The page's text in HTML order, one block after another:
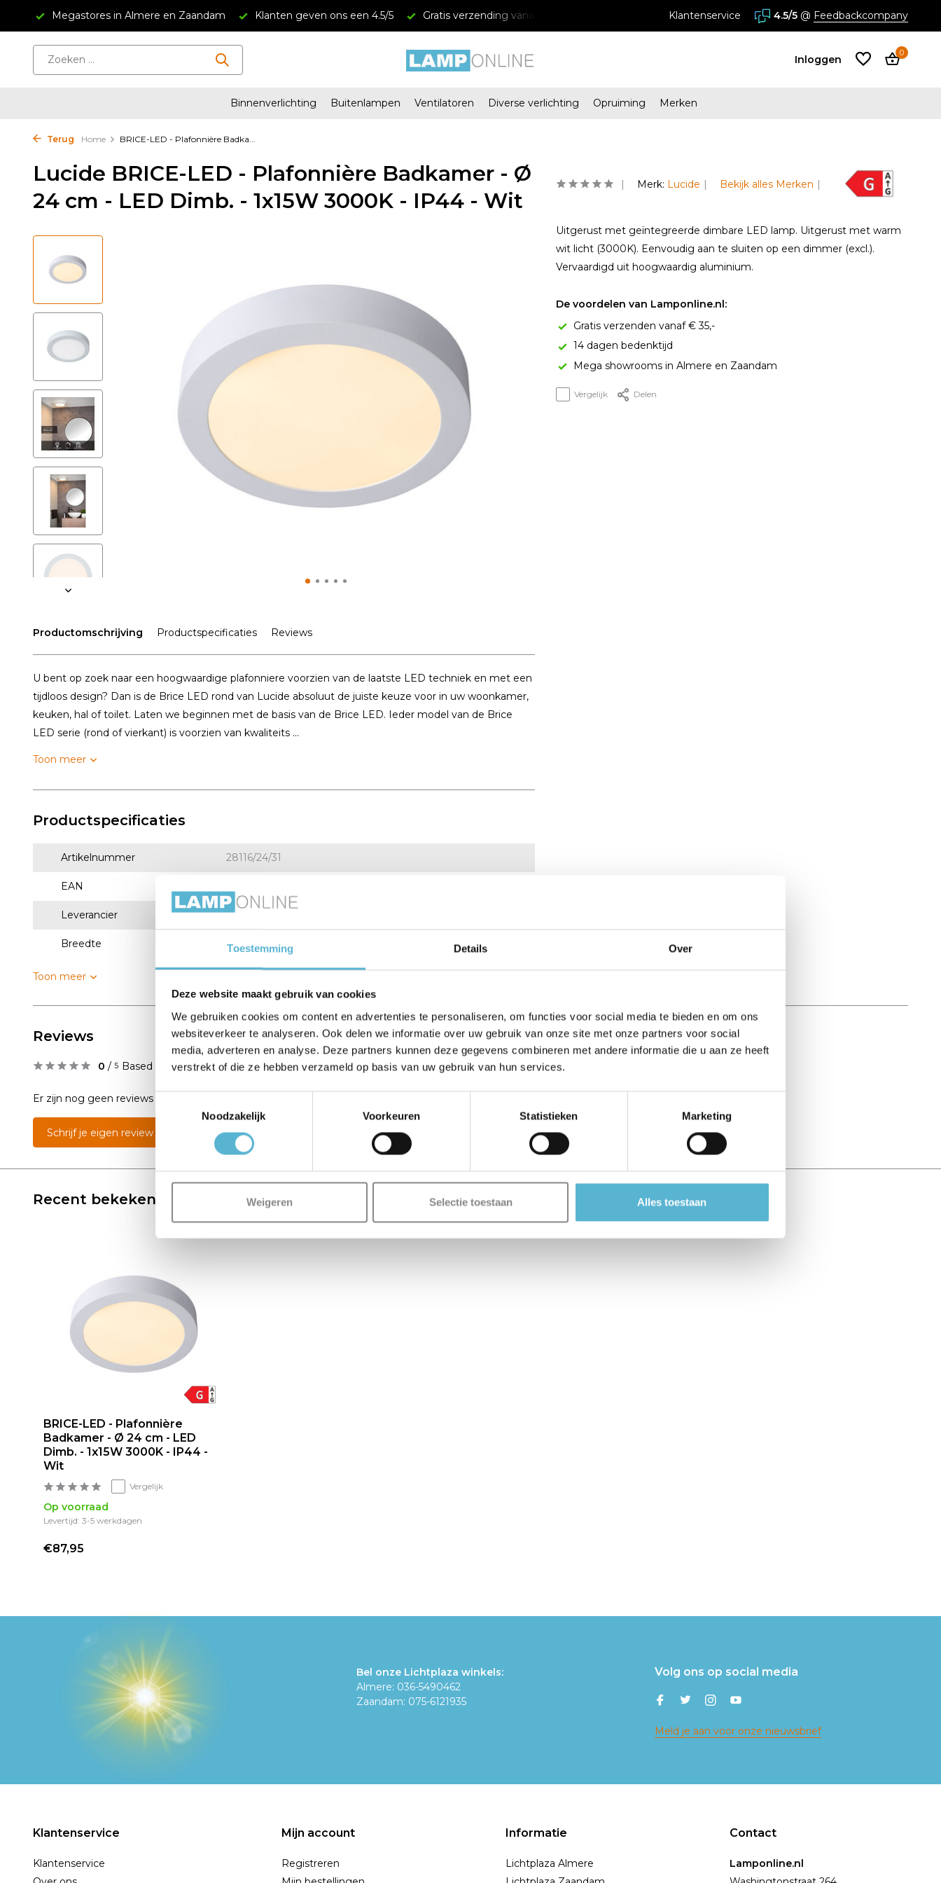
Toestemming Details Over
Deze website maakt gebruik van cookies
We gebruiken cookies om content en advertenties te personaliseren, om functies voor social media te bieden en om ons
websiteverkeer te analyseren. Ook delen we informatie over uw gebruik van onze site met onze partners voor social
media, adverteren en analyse. Deze partners kunnen deze gegevens combineren met andere informatie die u aan ze heeft
verstrekt of die ze hebben verzameld op basis van uw gebruik van hun services.
Noodzakelijk
Voorkeuren Statistieken Marketing
Weigeren Selectie toestaan Alles toestaan
Megastores in Almere en Zaandam Klanten geven ons een 4.5/5 Gratis verzending vanaf € 34,95 Megastores in Almere en Zaandam
Klantenservice 4.5/5 @ Feedbackcompany
Inloggen
Account
aanmaken
0
Binnenverlichting Buitenlampen Ventilatoren Diverse verlichting Opruiming Merken
Terug Home BRICE-LED - Plafonnière Badka...
Lucide BRICE-LED - Plafonnière Badkamer - Ø
24 cm - LED Dimb. - 1x15W 3000K - IP44 - Wit
Productomschrijving Productspecificaties Reviews
U bent op zoek naar een hoogwaardige plafonniere voorzien van de laatste LED techniek en met een
tijdloos design? Dan is de Brice LED rond van Lucide absoluut de juiste keuze voor in uw woonkamer,
keuken, hal of toilet. Laten we beginnen met de basis van de Brice LED. Ieder model van de Brice
LED serie (rond of vierkant) is voorzien van kwaliteits ...
Toon meer
Productspecificaties
Artikelnummer 28116/24/31
EAN
Leverancier Lucide
Breedte 24
Toon meer
Merk: Lucide Bekijk alles Merken
Uitgerust met geïntegreerde dimbare LED lamp. Uitgerust met warm
wit licht (3000K). Eenvoudig aan te sluiten op een dimmer (excl.).
Vervaardigd uit hoogwaardig aluminium.
De voordelen van Lamponline.nl:
Gratis verzenden vanaf € 35,-
14 dagen bedenktijd
Mega showrooms in Almere en Zaandam
Vergelijk Delen
Reviews
0 / 5 Based on 0 reviews
Er zijn nog geen reviews geschreven over dit product..
Schrijf je eigen review
Recent bekeken
BRICE-LED - Plafonnière
Badkamer - Ø 24 cm - LED
Dimb. - 1x15W 3000K - IP44 -
Wit
Vergelijk
Op voorraad
Levertijd: 3-5 werkdagen
€87,95
Bel onze Lichtplaza winkels:
Almere: 036-5490462
Zaandam: 075-6121935
Volg ons op social media
Meld je aan voor onze nieuwsbrief
Klantenservice
Klantenservice
Mijn account
Registreren
Informatie
Lichtplaza Almere
Contact
Lamponline.nl